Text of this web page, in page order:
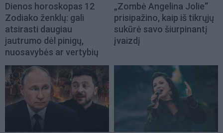
Dienos horoskopas 12
Zodiako ženklų: gali
atsirasti daugiau
jautrumo dėl pinigų,
nuosavybės ar vertybių
„Zombė Angelina Jolie“
prisipažino, kaip iš tikrųjų
sukūrė savo šiurpinantį
įvaizdį